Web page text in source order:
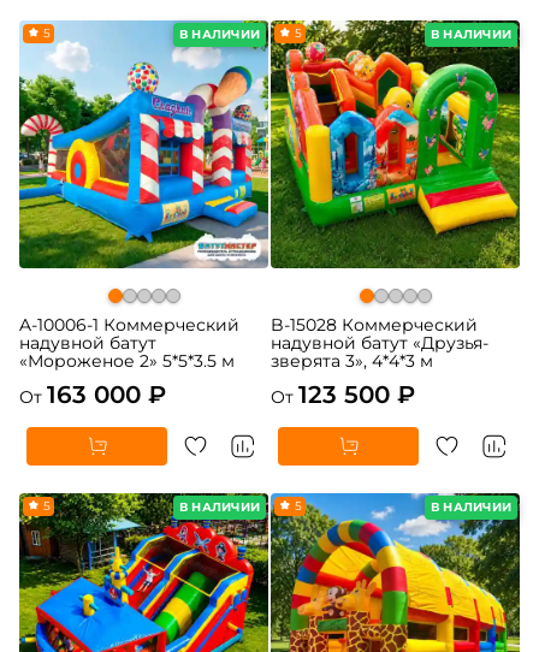
В НАЛИЧИИ
5
A-10006-1 Коммерческий
надувной батут
«Мороженое 2» 5*5*3.5 м
От 163 000 ₽
В НАЛИЧИИ
5
B-15028 Коммерческий
надувной батут «Друзья-
зверята 3», 4*4*3 м
От 123 500 ₽
В НАЛИЧИИ
5 В НАЛИЧИИ
5